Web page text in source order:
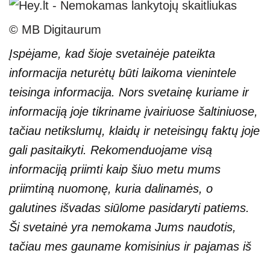
© MB Digitaurum
Įspėjame, kad šioje svetainėje pateikta
informacija neturėtų būti laikoma vienintele
teisinga informacija. Nors svetainę kuriame ir
informaciją joje tikriname įvairiuose šaltiniuose,
tačiau netikslumų, klaidų ir neteisingų faktų joje
gali pasitaikyti. Rekomenduojame visą
informaciją priimti kaip šiuo metu mums
priimtiną nuomonę, kuria dalinamės, o
galutines išvadas siūlome pasidaryti patiems.
Ši svetainė yra nemokama Jums naudotis,
tačiau mes gauname komisinius ir pajamas iš